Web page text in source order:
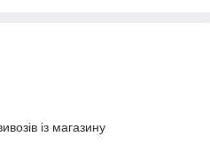
із магазину